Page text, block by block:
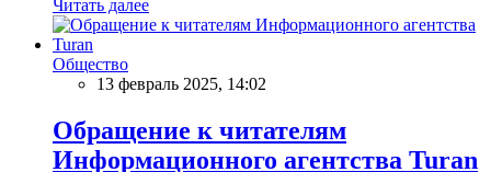
Читать далее
Общество
13 февраль 2025, 14:02
Обращение к читателям
Информационного агентства Turan